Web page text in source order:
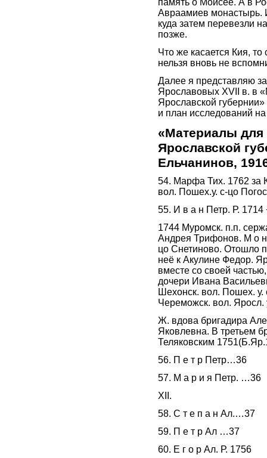
память о Моисее. А в
Авраамиев монастырь.
куда затем перевезли
позже.
Что же касается Кия,
нельзя вновь не
Далее я представляю
Ярославовых XVII в. в
Ярославской
и план исследований
«Материалы для
Ярославской
Ельчанинов,
54. Марфа Тих. 1762 за
вол. Пошех.у. с-цо
55. И в а н Петр. Р. 1714
1744 Муромск. п.п.
Андрея Трифонов. М о н
цо Снетиново. Отошло
неё к Акулине Федор.
вместе со своей
дочери Ивана
Шехонск. вол. Пошех. у.
Череможск. вол.
Ж. вдова бригадира
Яковлевна. В третьем
Теляковским
56. П е т р Петр…36
57. М а р и я Петр. …36
XII.
58. С т е п а н Ал.…37
59. П е т р Ал …37
60. Е г о р Ал. Р. 1756